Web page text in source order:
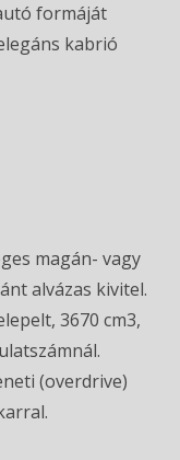
formáját
kabrió
magán- vagy
alvázas kivitel.
3670 cm3,
(overdrive)